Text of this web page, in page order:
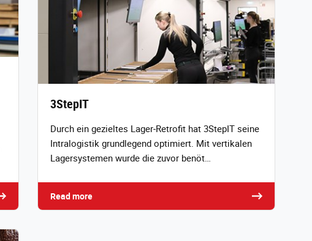
3StepIT
Durch ein gezieltes Lager‑Retrofit hat 3StepIT seine
Intralogistik grundlegend optimiert. Mit vertikalen
Lagersystemen wurde die zuvor benöt…
Read more